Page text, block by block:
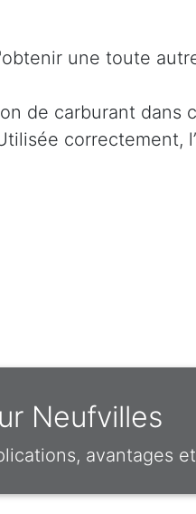
une toute
de carburant dans
correctement,
Neufvilles
avantages